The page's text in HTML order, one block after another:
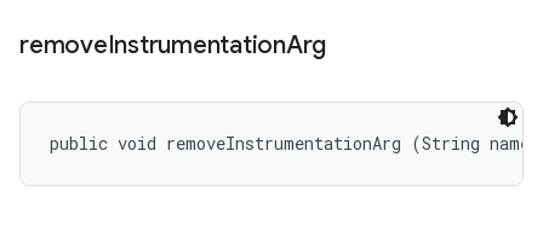
removeInstrumentationArg
public void removeInstrumentationArg (String name)